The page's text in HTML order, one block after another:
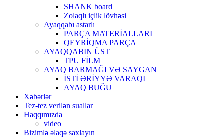
SHANK board
Zolaqlı içlik lövhəsi
Ayaqqabı astarlı
PARÇA MATERİALLARI
QEYRİQMA PARÇA
AYAQQABIN ÜST
TPU FİLM
AYAQ BARMAĞI VƏ SAYGAN
İSTİ ƏRİYYƏ VARAQI
AYAQ BUĞU
Xəbərlər
Tez-tez verilən suallar
Haqqımızda
video
Bizimlə əlaqə saxlayın